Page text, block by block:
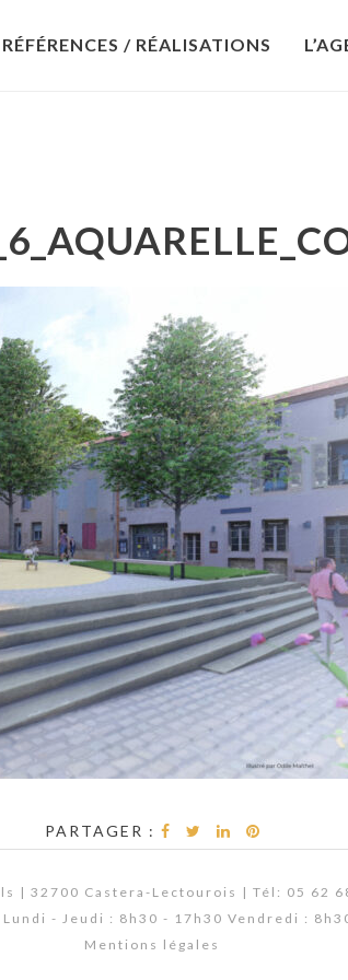
RÉFÉRENCES / RÉALISATIONS
PARTAGER :
| 32700 Castera-Lectourois | Tél: 05 62
- Jeudi : 8h30 - 17h30 Vendredi :
Mentions légales